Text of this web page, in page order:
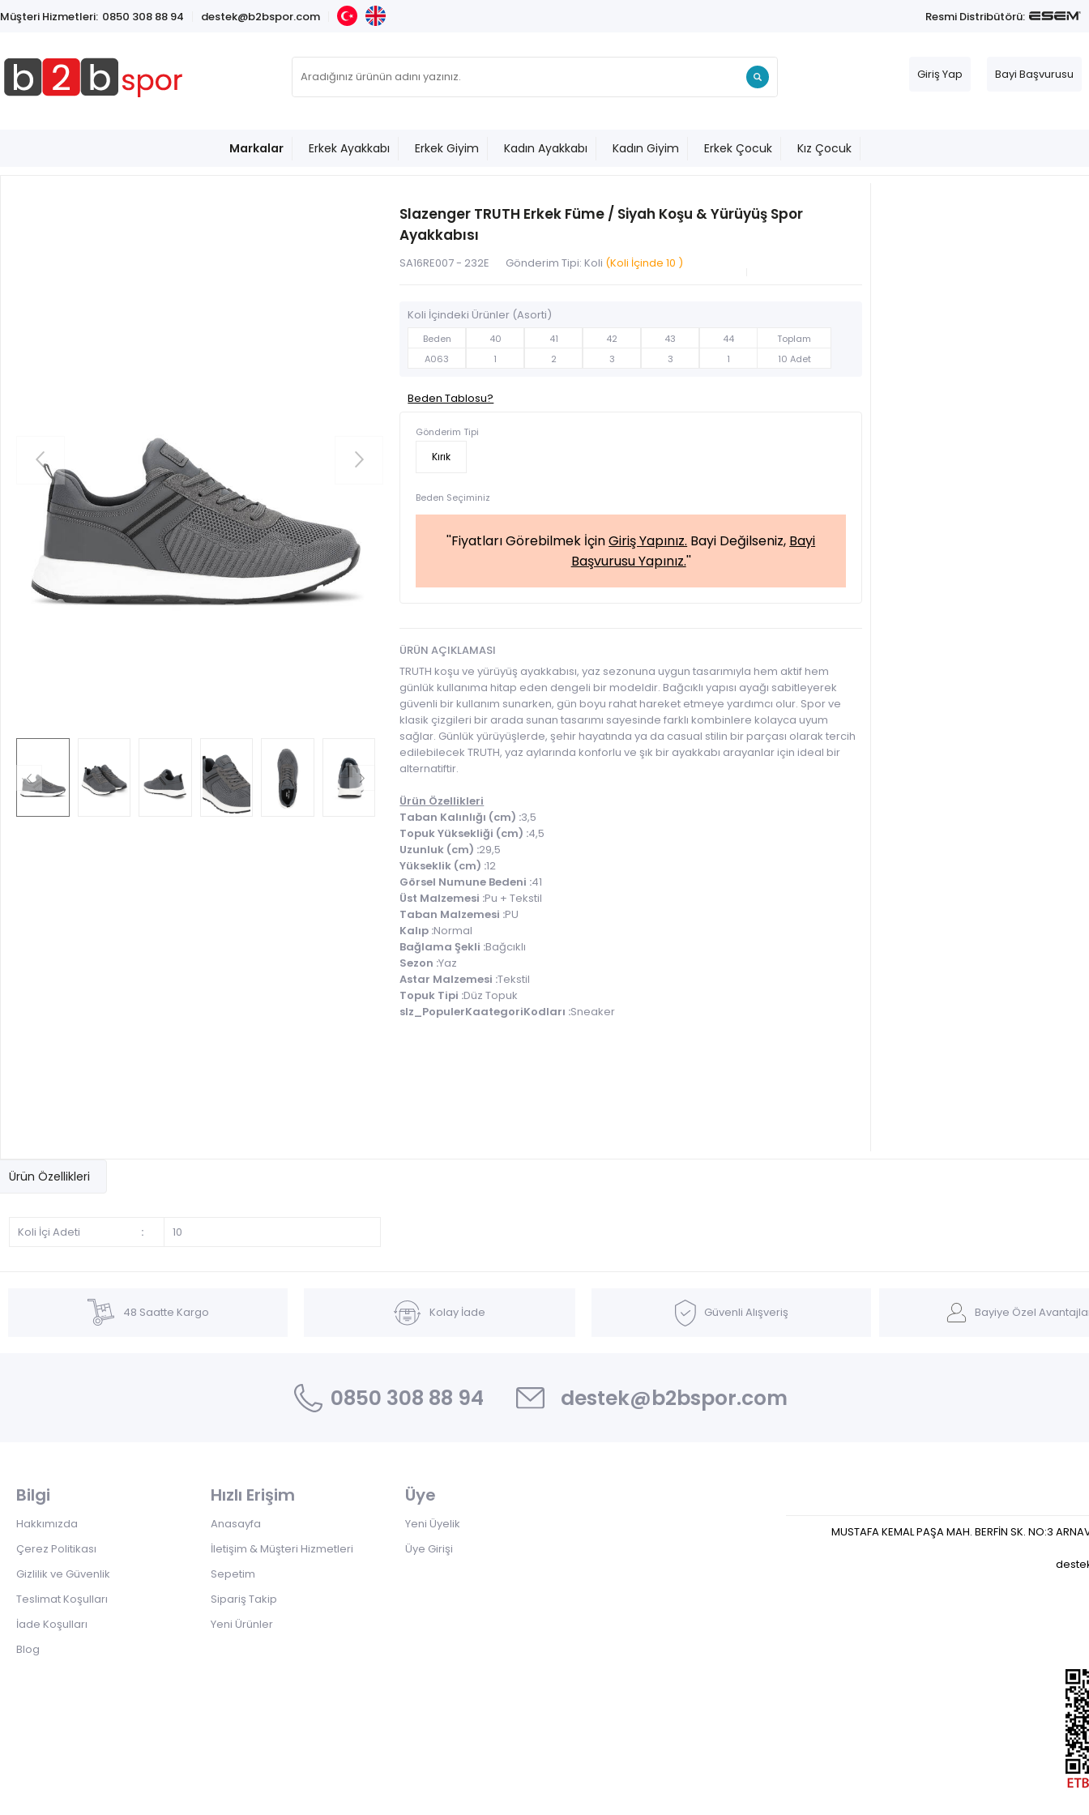
Müşteri Hizmetleri: 0850 308 88 94 destek@b2bspor.com Resmi Distribütörü:
Bayi Başvurusu
Giriş Yap
Markalar Erkek Ayakkabı Erkek Giyim Kadın Ayakkabı Kadın Giyim Erkek Çocuk Kız Çocuk
Slazenger TRUTH Erkek Füme / Siyah Koşu & Yürüyüş Spor
Ayakkabısı
SA16RE007 - 232E Gönderim Tipi: Koli (Koli İçinde 10 )
Koli İçindeki Ürünler (Asorti)
Beden 40 41 42 43 44
Toplam
A063
1 2 3 3 1 10 Adet
Beden Tablosu?
Gönderim Tipi
Kırık
Beden Seçiminiz
''Fiyatları Görebilmek İçinGiriş Yapınız. Bayi Değilseniz, Bayi
Başvurusu Yapınız.''
ÜRÜN AÇIKLAMASI
TRUTH koşu ve yürüyüş ayakkabısı, yaz sezonuna uygun tasarımıyla hem aktif hem
günlük kullanıma hitap eden dengeli bir modeldir. Bağcıklı yapısı ayağı sabitleyerek
güvenli bir kullanım sunarken, gün boyu rahat hareket etmeye yardımcı olur. Spor ve
klasik çizgileri bir arada sunan tasarımı sayesinde farklı kombinlere kolayca uyum
sağlar. Günlük yürüyüşlerde, şehir hayatında ya da casual stilin bir parçası olarak tercih
edilebilecek TRUTH, yaz aylarında konforlu ve şık bir ayakkabı arayanlar için ideal bir
alternatiftir.
Ürün Özellikleri
Taban Kalınlığı (cm) :3,5
Topuk Yüksekliği (cm) :4,5
Uzunluk (cm) :29,5
Yükseklik (cm) :12
Görsel Numune Bedeni :41
Üst Malzemesi :Pu + Tekstil
Taban Malzemesi :PU
Kalıp :Normal
Bağlama Şekli :Bağcıklı
Sezon :Yaz
Astar Malzemesi :Tekstil
Topuk Tipi :Düz Topuk
slz_PopulerKaategoriKodları :Sneaker
Ürün Özellikleri
Koli İçi Adeti : 10
48 Saatte Kargo Kolay İade Güvenli Alışveriş Bayiye Özel
0850 308 88 94 destek@b2bspor.com
Bilgi
Hakkımızda
Çerez Politikası
Gizlilik ve Güvenlik
Teslimat Koşulları
İade Koşulları
Blog
Hızlı Erişim
Anasayfa
İletişim & Müşteri Hizmetleri
Sepetim
Sipariş Takip
Yeni Ürünler
Üye
Yeni Üyelik
Üye Girişi
MUSTAFA KEMAL PAŞA MAH. BERFİN SK. NO:3